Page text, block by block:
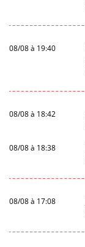
08/08 à 19:40
08/08 à 18:42
08/08 à 18:38
08/08 à 17:08